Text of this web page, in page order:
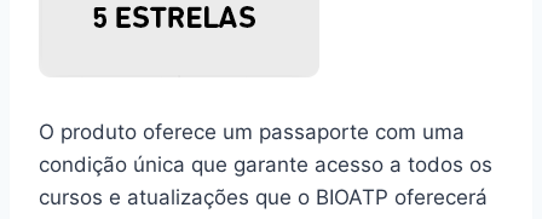
O produto oferece um passaporte com uma
condição única que garante acesso a todos os
cursos e atualizações que o BIOATP oferecerá